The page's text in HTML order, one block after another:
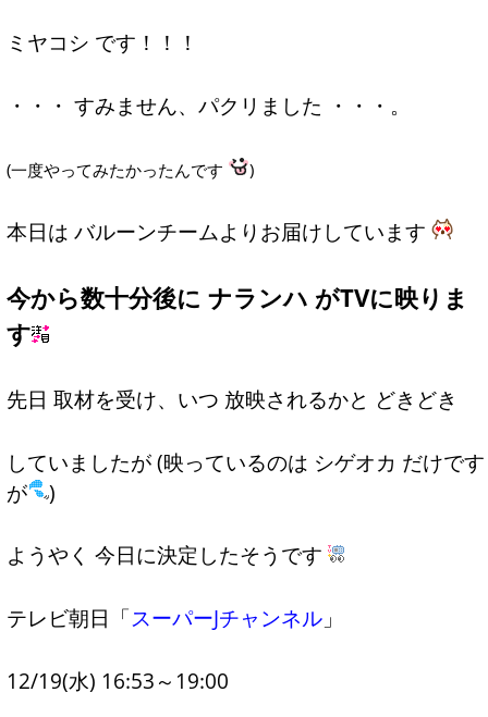
ミヤコシ です！！！
・・・ すみません、パクリました ・・・。
(一度やってみたかったんです )
本日は バルーンチームよりお届けしています
今から数十分後に ナランハ がTVに映りま
す
先日 取材を受け、いつ 放映されるかと どきどき
していましたが (映っているのは シゲオカ だけです
が
)
ようやく 今日に決定したそうです
テレビ朝日「スーパーJチャンネル」
12/19(水) 16:53～19:00